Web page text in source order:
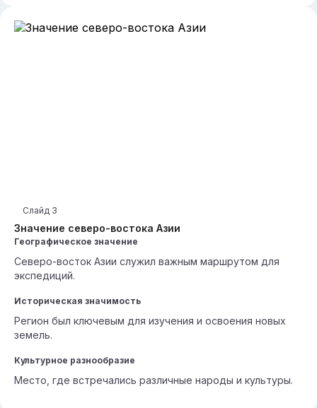
Значение северо-востока Азии
Слайд 3
Географическое значение
Северо-восток Азии служил важным маршрутом для
экспедиций.
Историческая значимость
Регион был ключевым для изучения и освоения новых
земель.
Культурное разнообразие
Место, где встречались различные народы и культуры.